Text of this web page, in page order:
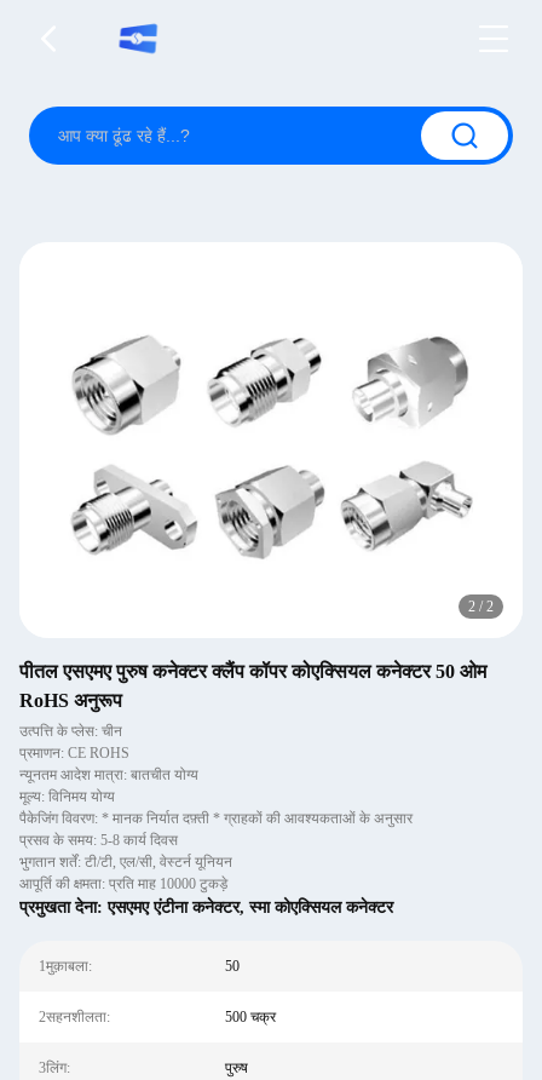
2 / 2
पीतल एसएमए पुरुष कनेक्टर क्लैंप कॉपर कोएक्सियल कनेक्टर 50 ओम
RoHS अनुरूप
उत्पत्ति के प्लेस: चीन
प्रमाणन: CE ROHS
न्यूनतम आदेश मात्रा: बातचीत योग्य
मूल्य: विनिमय योग्य
पैकेजिंग विवरण: * मानक निर्यात दफ़्ती * ग्राहकों की आवश्यकताओं के अनुसार
प्रसव के समय: 5-8 कार्य दिवस
भुगतान शर्तें: टी/टी, एल/सी, वेस्टर्न यूनियन
आपूर्ति की क्षमता: प्रति माह 10000 टुकड़े
प्रमुखता देना:एसएमए एंटीना कनेक्टर,स्मा कोएक्सियल कनेक्टर
1मुक़ाबला: 50
2सहनशीलता: 500 चक्र
3लिंग: पुरुष